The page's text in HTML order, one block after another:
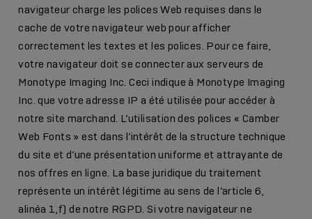
navigateur charge les polices Web requises dans le
cache de votre navigateur web pour afficher
correctement les textes et les polices. Pour ce faire,
votre navigateur doit se connecter aux serveurs de
Monotype Imaging Inc. Ceci indique à Monotype Imaging
Inc. que votre adresse IP a été utilisée pour accéder à
notre site marchand. L’utilisation des polices « Camber
Web Fonts » est dans l’intérêt de la structure technique
du site et d’une présentation uniforme et attrayante de
nos offres en ligne. La base juridique du traitement
représente un intérêt légitime au sens de l’article 6,
alinéa 1,f) de notre RGPD. Si votre navigateur ne